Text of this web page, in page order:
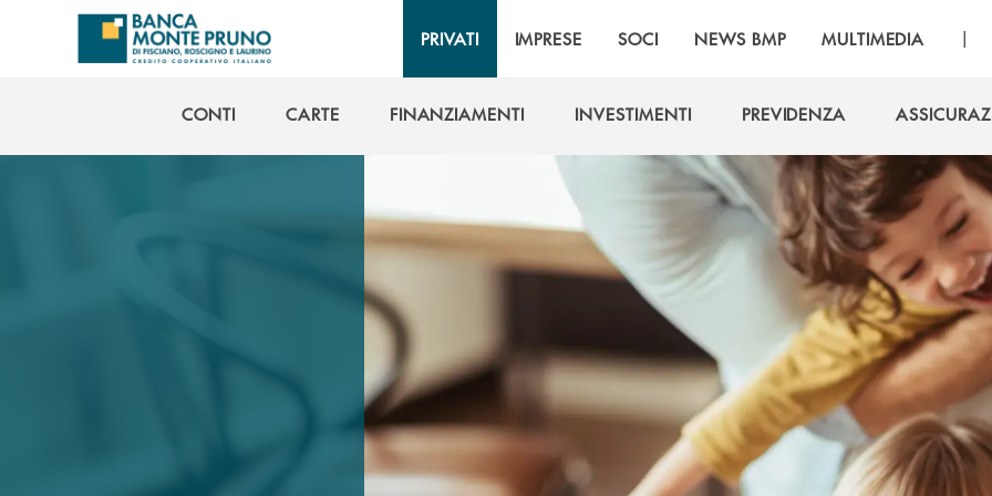
Salta al contenuto principale
PRIVATI IMPRESE SOCI NEWS BMP MULTIMEDIA |
CONTI
CARTE
FINANZIAMENTI
INVESTIMENTI
PREVIDENZA